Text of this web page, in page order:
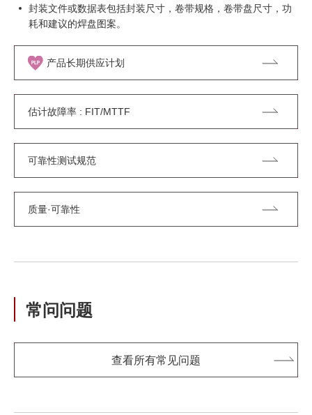
封装文件或数据表包括封装尺寸，卷带规格，卷带盘尺寸，功
耗和建议的焊盘图案。
产品长期供应计划
估计故障率 : FIT/MTTF
可靠性测试规范
质量·可靠性
常问问题
查看所有常见问题